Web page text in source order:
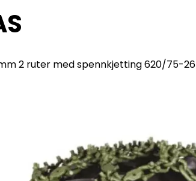
mm 2 ruter med spennkjetting 620/75-26